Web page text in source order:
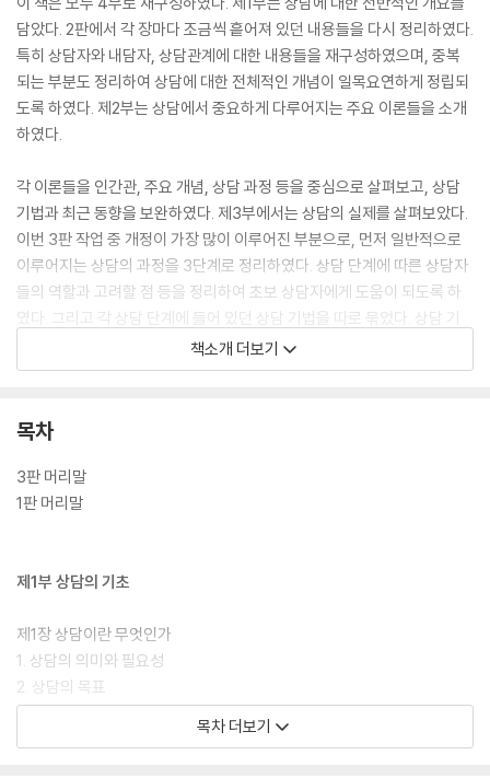
담았다. 2판에서 각 장마다 조금씩 흩어져 있던 내용들을 다시 정리하였다.
특히 상담자와 내담자, 상담관계에 대한 내용들을 재구성하였으며, 중복
되는 부분도 정리하여 상담에 대한 전체적인 개념이 일목요연하게 정립되
도록 하였다. 제2부는 상담에서 중요하게 다루어지는 주요 이론들을 소개
하였다.
각 이론들을 인간관, 주요 개념, 상담 과정 등을 중심으로 살펴보고, 상담
기법과 최근 동향을 보완하였다. 제3부에서는 상담의 실제를 살펴보았다.
이번 3판 작업 중 개정이 가장 많이 이루어진 부분으로, 먼저 일반적으로
이루어지는 상담의 과정을 3단계로 정리하였다. 상담 단계에 따른 상담자
들의 역할과 고려할 점 등을 정리하여 초보 상담자에게 도움이 되도록 하
였다. 그리고 각 상담 단계에 들어 있던 상담 기법을 따로 묶었다. 상담 기
법은 상담의 단계에 따라 나누기도 하지만 상담 전체에 모든 기법들이 사
용되므로 전체 상담 과정에서 많이 사용되는 기법을 따로 정리하고 그 예
리하였다. 제4부는 상담의 적용으로 단기상담, 집단상담, 가족상담의 특
책소개 더보기
목차
3판 머리말
1판 머리말
제1부 상담의 기초
제1장 상담이란 무엇인가
1. 상담의 의미와 필요성
2. 상담의 목표
3. 상담기관
목차 더보기